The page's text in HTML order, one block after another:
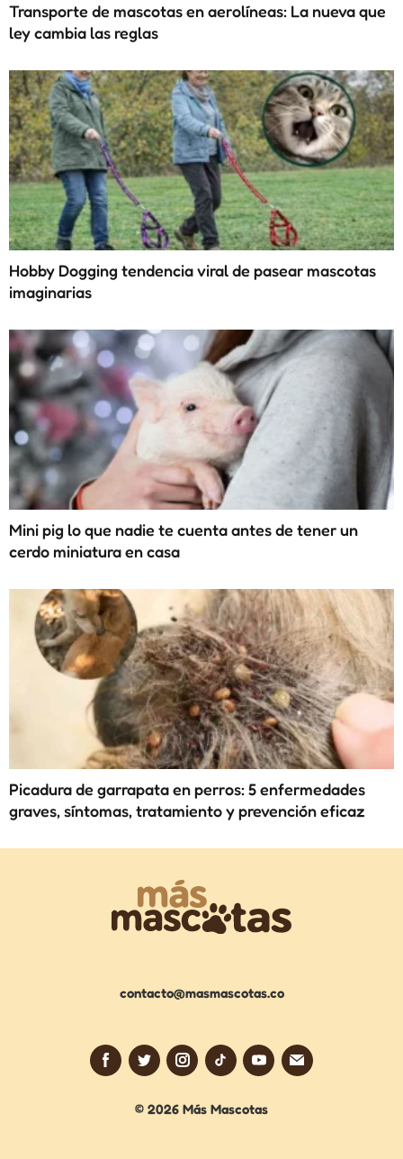
Transporte de mascotas en aerolíneas: La nueva que
ley cambia las reglas
Hobby Dogging tendencia viral de pasear mascotas
imaginarias
Mini pig lo que nadie te cuenta antes de tener un
cerdo miniatura en casa
Picadura de garrapata en perros: 5 enfermedades
graves, síntomas, tratamiento y prevención eficaz
contacto@masmascotas.co
© 2026 Más Mascotas